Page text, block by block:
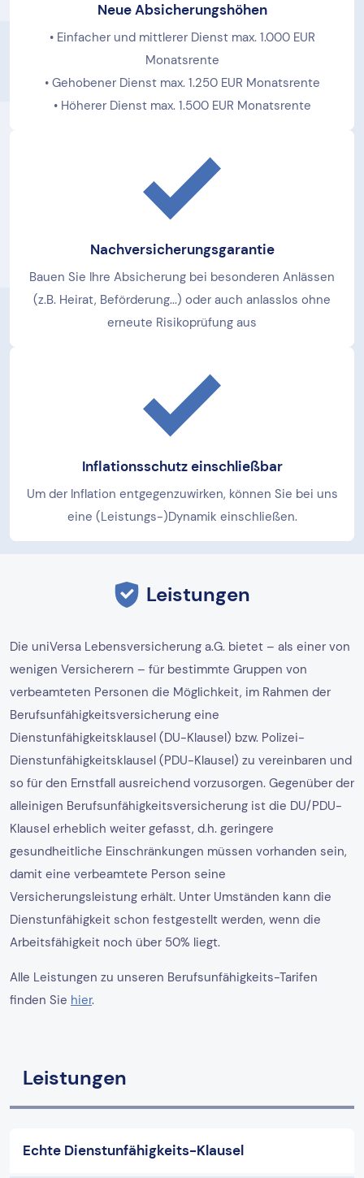
Neue Absicherungshöhen
• Einfacher und mittlerer Dienst max. 1.000 EUR
Monatsrente
• Gehobener Dienst max. 1.250 EUR Monatsrente
• Höherer Dienst max. 1.500 EUR Monatsrente
Nachversicherungsgarantie
Bauen Sie Ihre Absicherung bei besonderen Anlässen
(z.B. Heirat, Beförderung...) oder auch anlasslos ohne
erneute Risikoprüfung aus
Inflationsschutz einschließbar
Um der Inflation entgegenzuwirken, können Sie bei uns
eine (Leistungs-)Dynamik einschließen.
Leistungen
Die uniVersa Lebensversicherung a.G. bietet – als einer von
wenigen Versicherern – für bestimmte Gruppen von
verbeamteten Personen die Möglichkeit, im Rahmen der
Berufsunfähigkeitsversicherung eine
Dienstunfähigkeitsklausel (DU-Klausel) bzw. Polizei-
Dienstunfähigkeitsklausel (PDU-Klausel) zu vereinbaren und
so für den Ernstfall ausreichend vorzusorgen. Gegenüber der
alleinigen Berufsunfähigkeitsversicherung ist die DU/PDU-
Klausel erheblich weiter gefasst, d.h. geringere
gesundheitliche Einschränkungen müssen vorhanden sein,
damit eine verbeamtete Person seine
Versicherungsleistung erhält. Unter Umständen kann die
Dienstunfähigkeit schon festgestellt werden, wenn die
Arbeitsfähigkeit noch über 50% liegt.
Alle Leistungen zu unseren Berufsunfähigkeits-Tarifen
finden Sie hier.
Leistungen
Echte Dienstunfähigkeits-Klausel